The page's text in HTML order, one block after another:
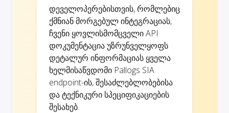
დეველოპერებისთვის, რომლებიც
ქმნიან მორგებულ ინტეგრაციას,
ჩვენი ყოვლისმომცველი API
დოკუმენტაცია უზრუნველყოფს
დეტალურ ინფორმაციას ყველა
ხელმისაწვდომი Pallogs SIA
endpoint-ის, შესაძლებლობებისა
და ტექნიკური სპეციფიკაციების
შესახებ.